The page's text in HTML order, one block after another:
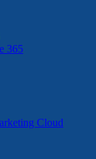
365
Cloud